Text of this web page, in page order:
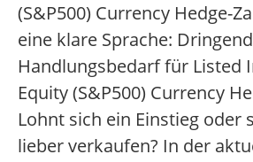
(S&P500) Currency Hedge-
eine klare Sprache:
Handlungsbedarf für Listed
Equity (S&P500) Currency
Lohnt sich ein Einstieg oder
lieber verkaufen? In der